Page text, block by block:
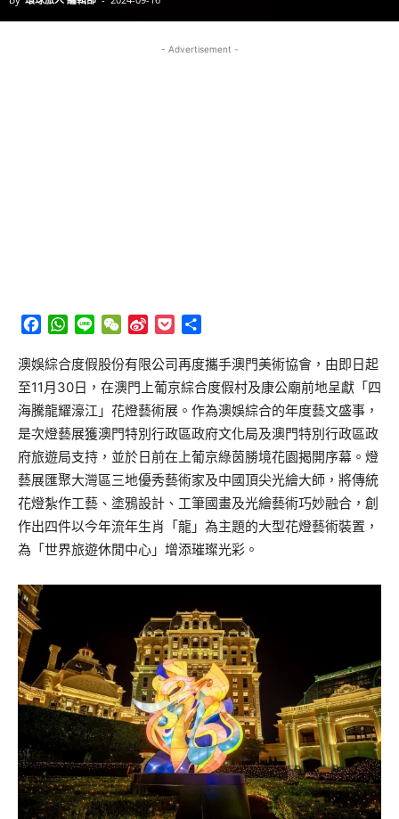
- Advertisement -
Facebook
WhatsApp
Line WeChat
Sina
Pocket
澳娛綜合度假股份有限公司再度攜手澳門美術協會，由即日起
至11月30日，在澳門上葡京綜合度假村及康公廟前地呈獻「四
海騰龍耀濠江」花燈藝術展。作為澳娛綜合的年度藝文盛事，
是次燈藝展獲澳門特別行政區政府文化局及澳門特別行政區政
府旅遊局支持，並於日前在上葡京綠茵勝境花園揭開序幕。燈
藝展匯聚大灣區三地優秀藝術家及中國頂尖光繪大師，將傳統
花燈紮作工藝、塗鴉設計、工筆國畫及光繪藝術巧妙融合，創
作出四件以今年流年生肖「龍」為主題的大型花燈藝術裝置，
為「世界旅遊休閒中心」增添璀璨光彩。